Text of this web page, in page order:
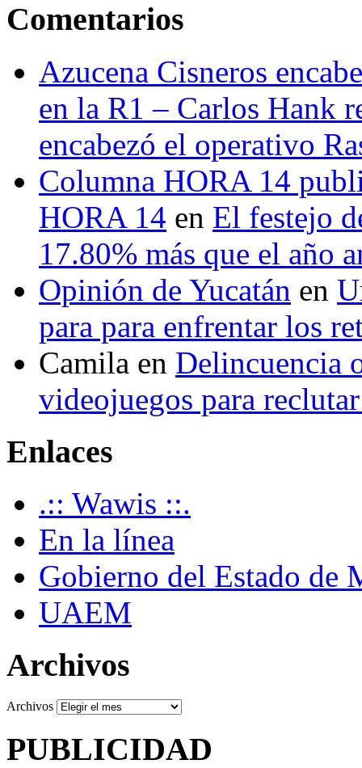
Comentarios
Azucena Cisneros
en la R1 – Carlos Hank
encabezó el operativo
Columna HORA 14
HORA 14 en El festejo
17.80% más que el año
Opinión de Yucatán en
para para enfrentar los
Camila en Delincuencia
videojuegos para
Enlaces
.:: Wawis ::.
En la línea
Gobierno del Estado de
UAEM
Archivos
Archivos
PUBLICIDAD